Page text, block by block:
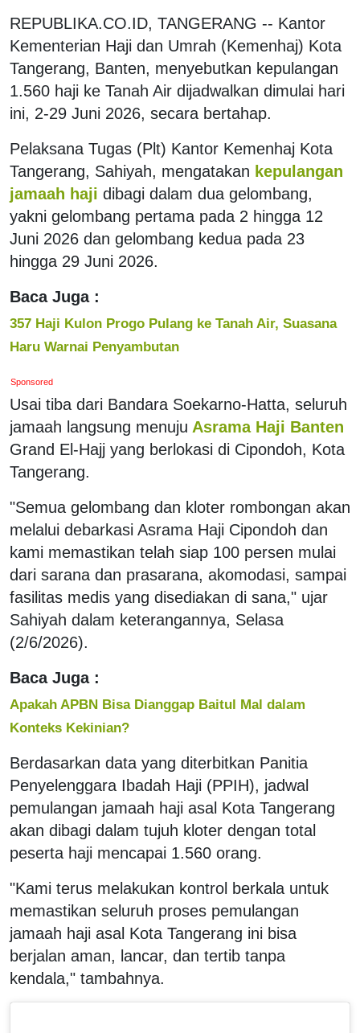
REPUBLIKA.CO.ID, TANGERANG -- Kantor
Kementerian Haji dan Umrah (Kemenhaj) Kota
Tangerang, Banten, menyebutkan kepulangan
1.560 haji ke Tanah Air dijadwalkan dimulai hari
ini, 2-29 Juni 2026, secara bertahap.
Pelaksana Tugas (Plt) Kantor Kemenhaj Kota
Tangerang, Sahiyah, mengatakan kepulangan
jamaah haji dibagi dalam dua gelombang,
yakni gelombang pertama pada 2 hingga 12
Juni 2026 dan gelombang kedua pada 23
hingga 29 Juni 2026.
Baca Juga :
357 Haji Kulon Progo Pulang ke Tanah Air, Suasana
Haru Warnai Penyambutan
Sponsored
Usai tiba dari Bandara Soekarno-Hatta, seluruh
jamaah langsung menuju Asrama Haji Banten
Grand El-Hajj yang berlokasi di Cipondoh, Kota
Tangerang.
"Semua gelombang dan kloter rombongan akan
melalui debarkasi Asrama Haji Cipondoh dan
kami memastikan telah siap 100 persen mulai
dari sarana dan prasarana, akomodasi, sampai
fasilitas medis yang disediakan di sana," ujar
Sahiyah dalam keterangannya, Selasa
(2/6/2026).
Baca Juga :
Apakah APBN Bisa Dianggap Baitul Mal dalam
Konteks Kekinian?
Berdasarkan data yang diterbitkan Panitia
Penyelenggara Ibadah Haji (PPIH), jadwal
pemulangan jamaah haji asal Kota Tangerang
akan dibagi dalam tujuh kloter dengan total
peserta haji mencapai 1.560 orang.
"Kami terus melakukan kontrol berkala untuk
memastikan seluruh proses pemulangan
jamaah haji asal Kota Tangerang ini bisa
berjalan aman, lancar, dan tertib tanpa
kendala," tambahnya.